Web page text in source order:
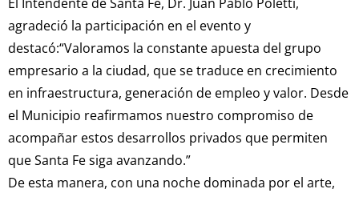
agradeció la participación en el evento y
destacó:“Valoramos la constante apuesta del grupo
empresario a la ciudad, que se traduce en crecimiento
en infraestructura, generación de empleo y valor. Desde
el Municipio reafirmamos nuestro compromiso de
acompañar estos desarrollos privados que permiten
que Santa Fe siga avanzando.”
De esta manera, con una noche dominada por el arte,